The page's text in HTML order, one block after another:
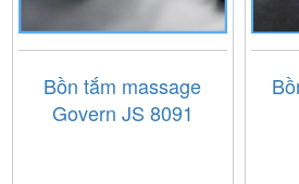
hàng hóa và hưởng chính sách bảo
Bồn tắm massage
Govern JS 8091